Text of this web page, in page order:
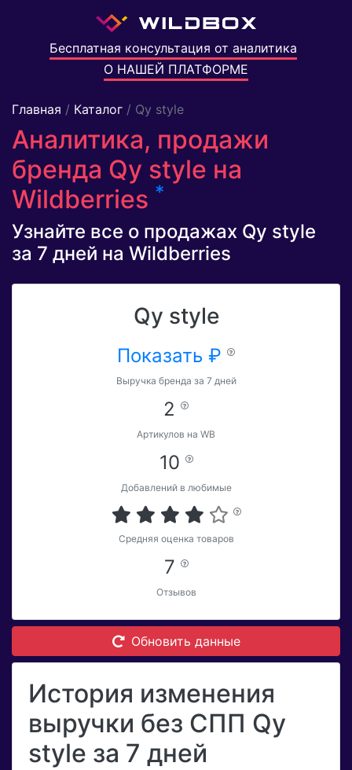
Бесплатная консультация от аналитика
О НАШЕЙ ПЛАТФОРМЕ
Главная / Каталог / Qy style
Аналитика, продажи
бренда Qy style на
Wildberries *
Узнайте все о продажах Qy style
за 7 дней на Wildberries
Qy style
Показать ₽
Выручка бренда за 7 дней
2
Артикулов на WB
10
Добавлений в любимые
Средняя оценка товаров
7
Отзывов
Обновить данные
История изменения
выручки без СПП Qy
style за 7 дней